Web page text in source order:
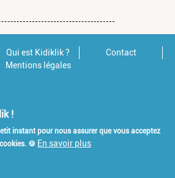
Qui est Kidiklik ?
Contact
Mentions légales
!
instant pour nous assurer que vous acceptez
🍪 En savoir plus